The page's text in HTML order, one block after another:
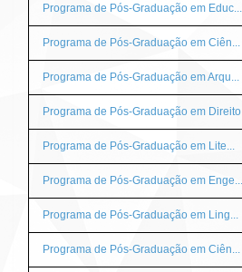
Programa de Pós-Graduação em Educ...
Programa de Pós-Graduação em Ciên...
Programa de Pós-Graduação em Arqu...
Programa de Pós-Graduação em Direito
Programa de Pós-Graduação em Lite...
Programa de Pós-Graduação em Enge...
Programa de Pós-Graduação em Ling...
Programa de Pós-Graduação em Ciên...